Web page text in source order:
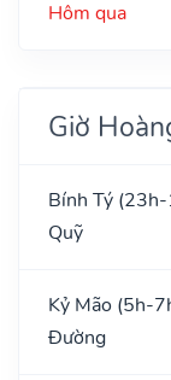
Hôm qua
Giờ
Bính Tý
Quỹ
Kỷ Mão (5h-
Đường